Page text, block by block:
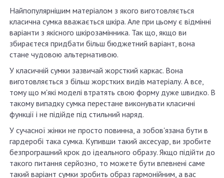
Найпопулярнішим матеріалом з якого виготовляється
класична сумка вважається шкіра. Але при цьому є відмінні
варіанти з якісного шкірозамінника. Так що, якщо ви
збираєтеся придбати більш бюджетний варіант, вона
стане чудовою альтернативою.
У класичній сумки зазвичай жорсткий каркас. Вона
виготовляється з більш жорстких видів матеріалу. А все,
тому що м'які моделі втратять свою форму дуже швидко. В
такому випадку сумка перестане виконувати класичні
функції і не підійде під стильний наряд.
У сучасної жінки не просто повинна, а зобов'язана бути в
гардеробі така сумка. Купивши такий аксесуар, ви зробите
безпрограшний крок до ідеального образу. Якщо підійти до
такого питання серйозно, то можете бути впевнені саме
такий варіант сумки зробить образ гармонійним, а вас